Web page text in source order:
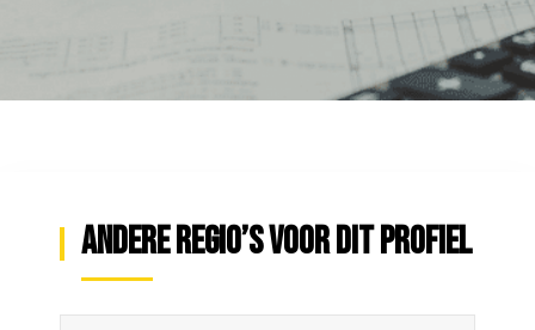
Andere regio’s voor dit profiel